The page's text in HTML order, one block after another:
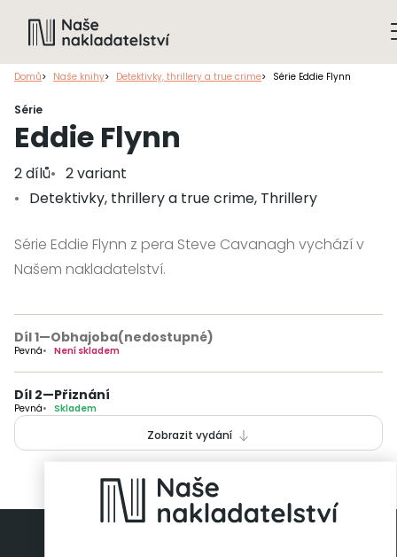
Domů Naše knihy Detektivky, thrillery a true crime Série Eddie Flynn
Série
Eddie Flynn
2 dílů
2 variant
Detektivky, thrillery a true crime, Thrillery
Série Eddie Flynn z pera Steve Cavanagh vychází v
Našem nakladatelství.
Díl 1—Obhajoba(nedostupné)
Pevná Není skladem
Díl 2—Přiznání
Pevná Skladem
Zobrazit vydání